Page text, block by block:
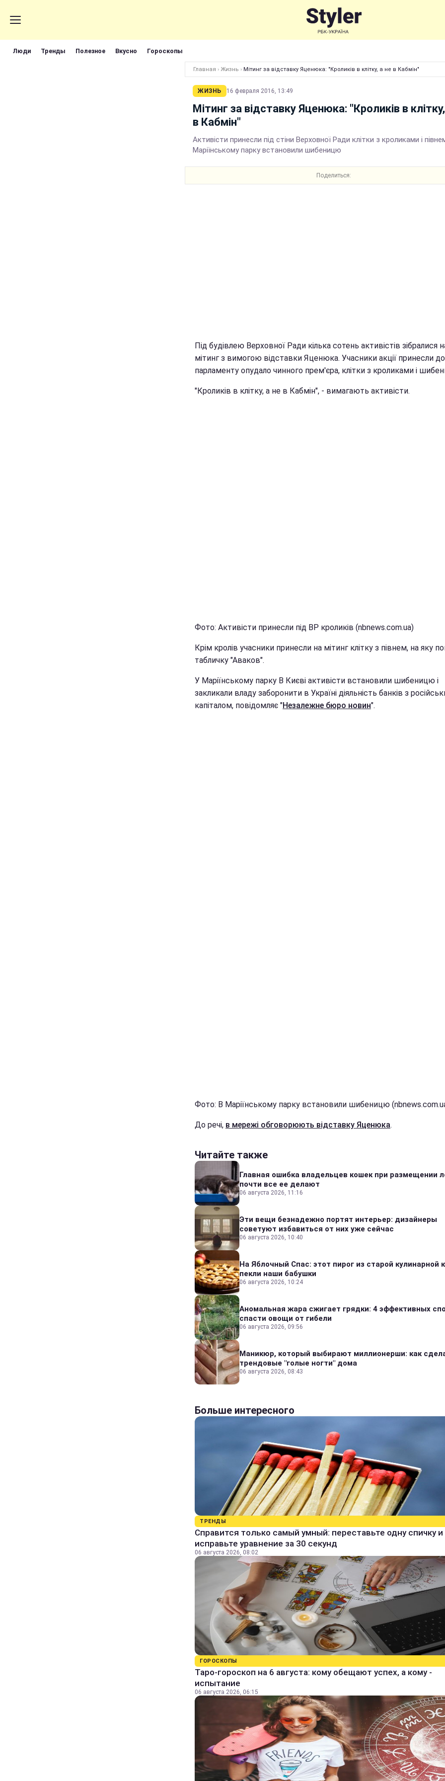
Люди Тренды Полезное Вкусно Гороскопы
Главная › Жизнь › Мітинг за відставку Яценюка: "Кроликів в клітку, а не в Кабмін"
ЖИЗНЬ 16 февраля 2016, 13:49
Мітинг за відставку Яценюка: "Кроликів в
в Кабмін"
Активісти принесли під стіни Верховної Ради клітки з кроликами і
Маріїнському парку встановили шибеницю
Поделиться:
Під будівлею Верховної Ради кілька сотень активістів зібралися
мітинг з вимогою відставки Яценюка. Учасники акції принесли до
парламенту опудало чинного прем'єра, клітки з кроликами і
"Кроликів в клітку, а не в Кабмін", - вимагають активісти.
Фото: Активісти принесли під ВР кроликів (nbnews.com.ua)
Крім кролів учасники принесли на мітинг клітку з півнем, на яку
табличку "Аваков".
У Маріїнському парку В Києві активісти встановили шибеницю і
закликали владу заборонити в Україні діяльність банків з
капіталом, повідомляє "Незалежне бюро новин".
Фото: В Маріїнському парку встановили шибеницю
До речі, в мережі обговорюють відставку Яценюка.
Читайте также
Главная ошибка владельцев кошек при размещении
почти все ее делают
06 августа 2026, 11:16
Эти вещи безнадежно портят интерьер: дизайнеры
советуют избавиться от них уже сейчас
06 августа 2026, 10:40
На Яблочный Спас: этот пирог из старой кулинарной
пекли наши бабушки
06 августа 2026, 10:24
Аномальная жара сжигает грядки: 4 эффективных
спасти овощи от гибели
06 августа 2026, 09:56
Маникюр, который выбирают миллионерши: как
трендовые "голые ногти" дома
06 августа 2026, 08:43
Больше интересного
ТРЕНДЫ
Справится только самый умный: переставьте одну спичку и
исправьте уравнение за 30 секунд
06 августа 2026, 08:02
ГОРОСКОПЫ
Таро-гороскоп на 6 августа: кому обещают успех, а кому -
испытание
06 августа 2026, 06:15